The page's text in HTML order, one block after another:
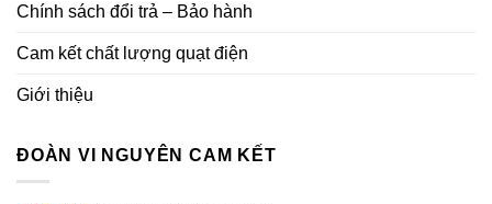
Chính sách đổi trả – Bảo hành
Cam kết chất lượng quạt điện
Giới thiệu
ĐOÀN VI NGUYÊN CAM KẾT